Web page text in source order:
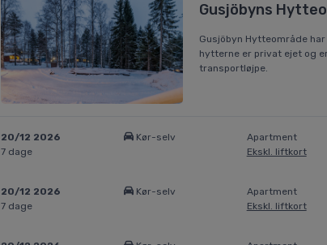
Gusjöbyns
Gusjöbyn Hytteområde
hytterne er privat ejet og
transportløjpe.
20/12 2026
7 dage
Kør-selv
Apartment
Ekskl. liftkort
20/12 2026
7 dage
Kør-selv
Apartment
Ekskl. liftkort